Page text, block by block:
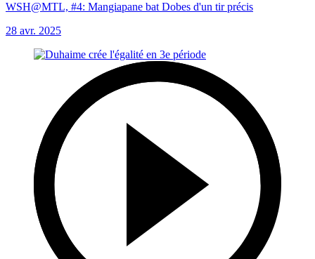
WSH@MTL, #4: Mangiapane bat Dobes d'un tir précis
28 avr. 2025